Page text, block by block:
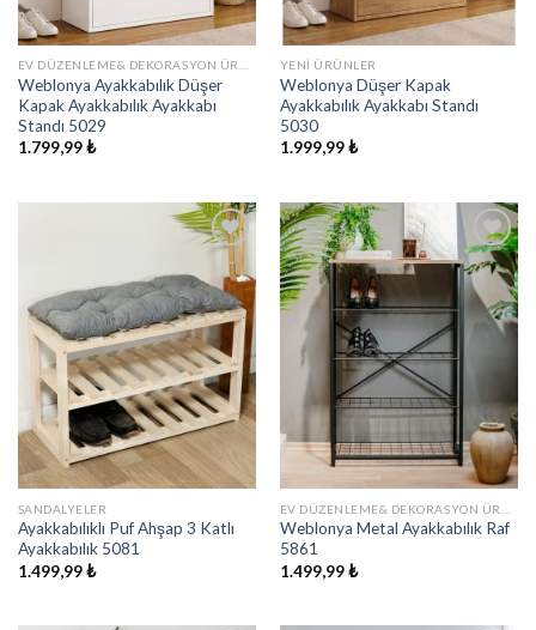
Weblonya Ayakkabılık Düşer
Kapak Ayakkabılık Ayakkabı
Standı 5029
1.799,99₺
YENI ÜRÜNLER
Weblonya Düşer Kapak
Ayakkabılık Ayakkabı Standı
5030
1.999,99₺
İstek
Listeme
Ekle
SANDALYELER
Ayakkabılıklı Puf Ahşap 3 Katlı
Ayakkabılık 5081
1.499,99₺
İstek
Listeme
Ekle
Weblonya Metal Ayakkabılık Raf
5861
1.499,99₺